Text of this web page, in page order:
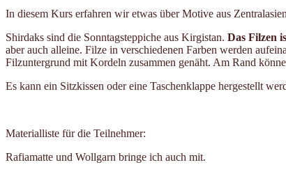
In diesem Kurs erfahren wir etwas über Motive aus
Shirdaks sind die Sonntagsteppiche aus Kirgistan. Das Filzen
aber auch alleine. Filze in verschiedenen Farben werden
Filzuntergrund mit Kordeln zusammen genäht. Am Rand
Es kann ein Sitzkissen oder eine Taschenklappe hergestellt
Materialliste für die Teilnehmer:
Rafiamatte und Wollgarn bringe ich auch mit.